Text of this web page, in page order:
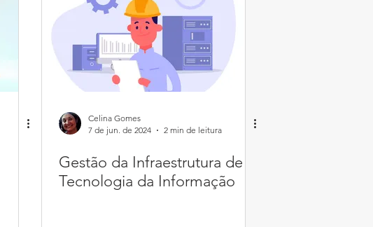
Celina Gomes
7 de jun. de 2024
2 min de leitura
Gestão da Infraestrutura de
Tecnologia da Informação